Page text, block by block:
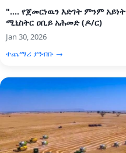
".... የጀመርነዉን እድገት ምንም
ሚኒስትር ዐቢይ አሕመድ (ዶ/ር)
Jan 30, 2026
ተጨማሪ ያንብቡ →